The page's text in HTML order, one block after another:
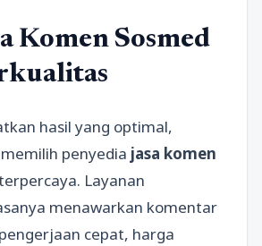
Komen Sosmed
hasil yang optimal,
penyedia jasa komen
Layanan
menawarkan komentar
cepat, harga